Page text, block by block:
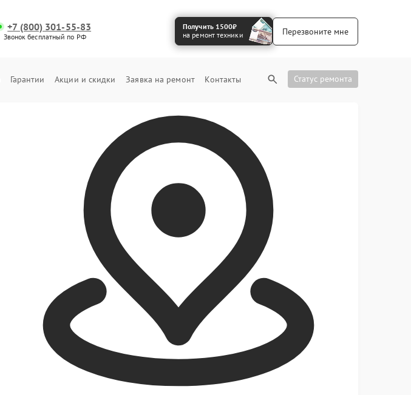
+7 (800) 301-55-83
Звонок бесплатный по РФ
Получить 1500₽
на ремонт техники
Перезвоните мне
Гарантии Акции и скидки Заявка на ремонт Контакты Статус ремонта